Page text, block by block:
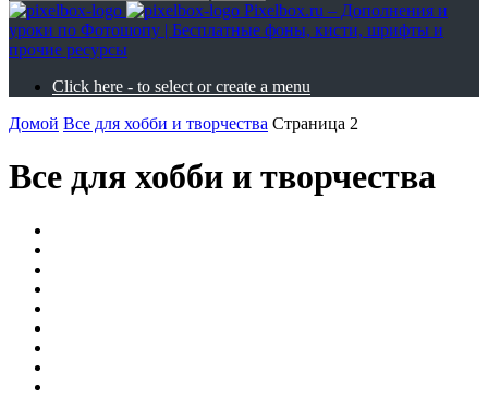
Pixelbox.ru – Дополнения и
уроки по Фотошопу | Бесплатные фоны, кисти, шрифты и
прочие ресурсы
Click here - to select or create a menu
Домой Все для хобби и творчества Страница 2
Все для хобби и творчества